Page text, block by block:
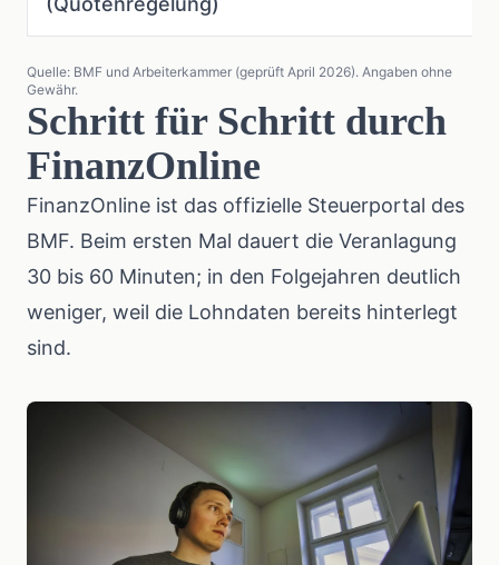
Quelle: BMF und Arbeiterkammer (geprüft April 2026). Angaben ohne
Gewähr.
Schritt für Schritt durch
FinanzOnline
FinanzOnline ist das offizielle Steuerportal des
BMF. Beim ersten Mal dauert die Veranlagung
30 bis 60 Minuten; in den Folgejahren deutlich
weniger, weil die Lohndaten bereits hinterlegt
sind.